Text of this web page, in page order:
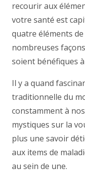
recourir aux
votre santé est
quatre éléments
nombreuses
soient bénéfiques
Il y a quand
traditionnelle du
constamment à
mystiques sur la
plus une savoir
aux items de
au sein de une.